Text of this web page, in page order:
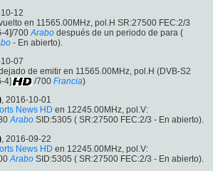
12
en 11565.00MHz, pol.H SR:27500 FEC:2/3
4]/700 Arabo después de un periodo de para (
- En abierto).
07
de emitir en 11565.00MHz, pol.H (DVB-S2
4]
/700 Francia)
, 2016-10-01
News HD en 12245.00MHz, pol.V:
Arabo SID:5305 ( SR:27500 FEC:2/3 - En abierto).
, 2016-09-22
News HD en 12245.00MHz, pol.V:
Arabo SID:5305 ( SR:27500 FEC:2/3 - En abierto).